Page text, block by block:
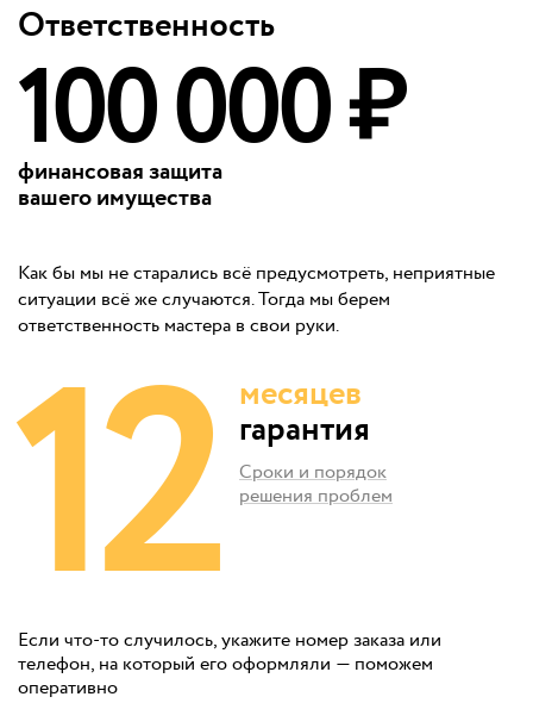
Ответственность
100 000 ₽
финансовая защита
вашего имущества
Как бы мы не старались всё предусмотреть, неприятные
ситуации всё же случаются. Тогда мы берем
ответственность мастера в свои руки.
12 месяцев
гарантия
Сроки и порядок
решения проблем
Если что-то случилось, укажите номер заказа или
телефон, на который его оформляли — поможем
оперативно